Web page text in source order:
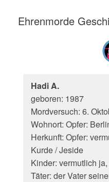
Ehrenmorde
Hadi A.
geboren: 1987
Mordversuch: 6.
Wohnort: Opfer:
Herkunft: Opfer:
Kurde / Jeside
Kinder: vermutlich
Täter: der Vater